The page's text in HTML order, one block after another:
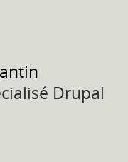
Drupal